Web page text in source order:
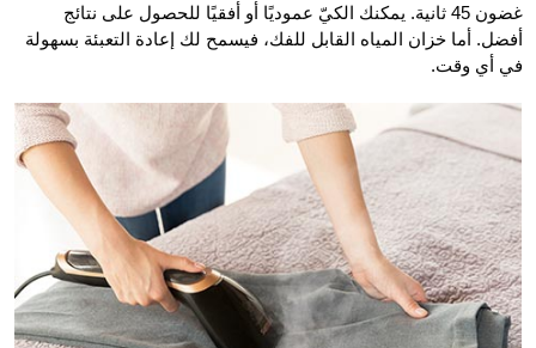
غضون 45 ثانية. يمكنك الكيّ عموديًا أو أفقيًا للحصول على نتائج
أفضل. أما خزان المياه القابل للفك، فيسمح لك إعادة التعبئة بسهولة
في أي وقت.